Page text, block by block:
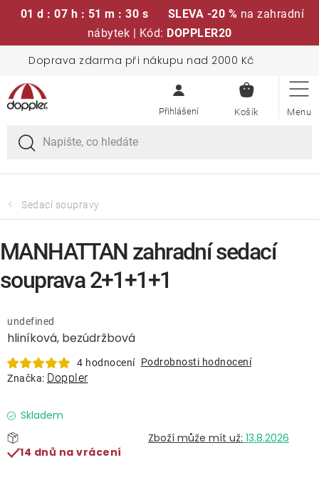
01 d : 07 h : 51 m : 29 s SLEVA -20 % na zahradní
nábytek | Kód: DOPPLER20
obsah
Doprava zdarma při nákupu nad 2000 Kč
KOŠÍK
Sedací soupravy
Slunečníky
Křesla a židle
Lavice a houpačky
Lehátka
Doplňky
Deštníky
Gastro produkty
Sedací soupravy
hliníková, bezúdržbová
undefined
4 hodnocení Podrobnosti hodnocení
Značka: Doppler
Skladem
13.8.2026
14 dnů na vrácení
MANHATTAN zahradní sedací
souprava 2+1+1+1